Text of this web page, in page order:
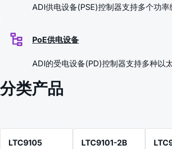
ADI供电设备(PSE)控制器支持多个功
PoE供电设备
ADI的受电设备(PD)控制器支持多种以
分类产品
LTC9105 LTC9101-2B